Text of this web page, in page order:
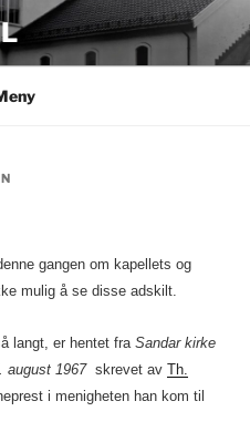
gangen om kapellets og
mulig å se disse adskilt.
langt, er hentet fra Sandar kirke
august 1967 skrevet av Th.
i menigheten han kom til